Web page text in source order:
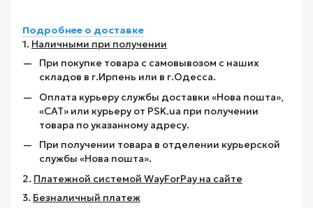
Подробнее о доставке
1. Наличными при получении
При покупке товара с самовывозом с наших
складов в г.Ирпень или в г.Одесса.
Оплата курьеру службы доставки «Нова пошта»,
«САТ» или курьеру от PSK.ua при получении
товара по указанному адресу.
При получении товара в отделении курьерской
службы «Нова пошта».
2. Платежной системой WayForPay на сайте
3. Безналичный платеж